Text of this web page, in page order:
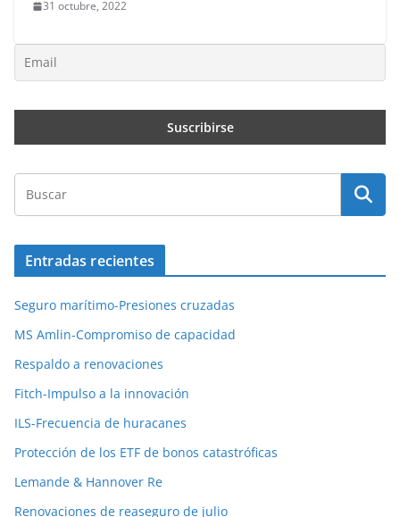
31 octubre, 2022
Entradas recientes
Seguro marítimo-Presiones cruzadas
MS Amlin-Compromiso de capacidad
Respaldo a renovaciones
Fitch-Impulso a la innovación
ILS-Frecuencia de huracanes
Protección de los ETF de bonos catastróficas
Lemande & Hannover Re
Renovaciones de reaseguro de julio